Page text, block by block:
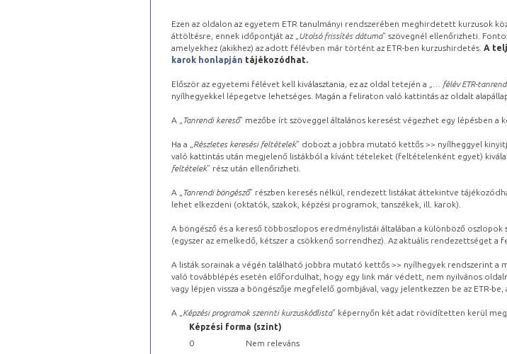
Ezen az oldalon az egyetem ETR tanulmányi rendszerében meghirdetett kurzusok
áttöltésre, ennek időpontját az „ Utolsó frissítés dátuma” szövegnél ellenőrizheti.
amelyekhez (akikhez) az adott félévben már történt az ETR-ben kurzushirdetés. A
karok honlapján tájékozódhat.
Először az egyetemi félévet kell kiválasztania, ez az oldal tetején a „ … félév ETR-tanrend
nyílhegyekkel lépegetve lehetséges. Magán a feliraton való kattintás az oldalt
A „ Tanrendi kereső” mezőbe írt szöveggel általános keresést végezhet egy lépésben a
Ha a „ Részletes keresési feltételek” dobozt a jobbra mutató kettős >> nyílheggyel
való kattintás után megjelenő listákból a kívánt tételeket (feltételenként egyet)
feltételek” rész után ellenőrizheti.
A „ Tanrendi böngésző” részben keresés nélkül, rendezett listákat áttekintve
lehet elkezdeni (oktatók, szakok, képzési programok, tanszékek, ill. karok).
A böngésző és a kereső többoszlopos eredménylistái általában a különböző
(egyszer az emelkedő, kétszer a csökkenő sorrendhez). Az aktuális rendezettséget
A listák sorainak a végén található jobbra mutató kettős >> nyílhegyek rendszerint a
való továbblépés esetén előfordulhat, hogy egy link már védett, nem nyilvános
vagy lépjen vissza a böngészője megfelelő gombjával, vagy jelentkezzen be az ETR-
A „ Képzési programok szerinti kurzuskódlista” képernyőn két adat rövidítetten kerül
Képzési forma (szint)
0
Nem releváns